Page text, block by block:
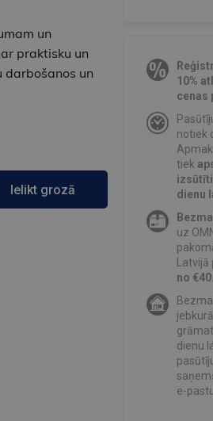
un
praktisku un
un
Ielikt grozā
10%
cenas
notiek
tiek
dienu
uz
Latvijā
no
dienu
e-